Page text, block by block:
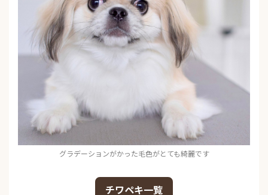
グラデーションがかった毛色がとても綺麗です
チワペキ一覧